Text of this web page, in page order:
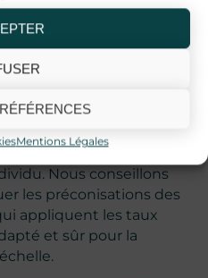
Mentions Légales
d’utilisation et un
pour moi ? Quand
de ne pas dépasser
Nous conseillons
les préconisations des
appliquent les taux
et sûr pour la